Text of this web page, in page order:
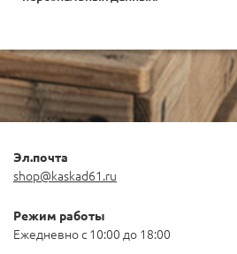
Эл.почта
shop@kaskad61.ru
Режим работы
Ежедневно с 10:00 до 18:00